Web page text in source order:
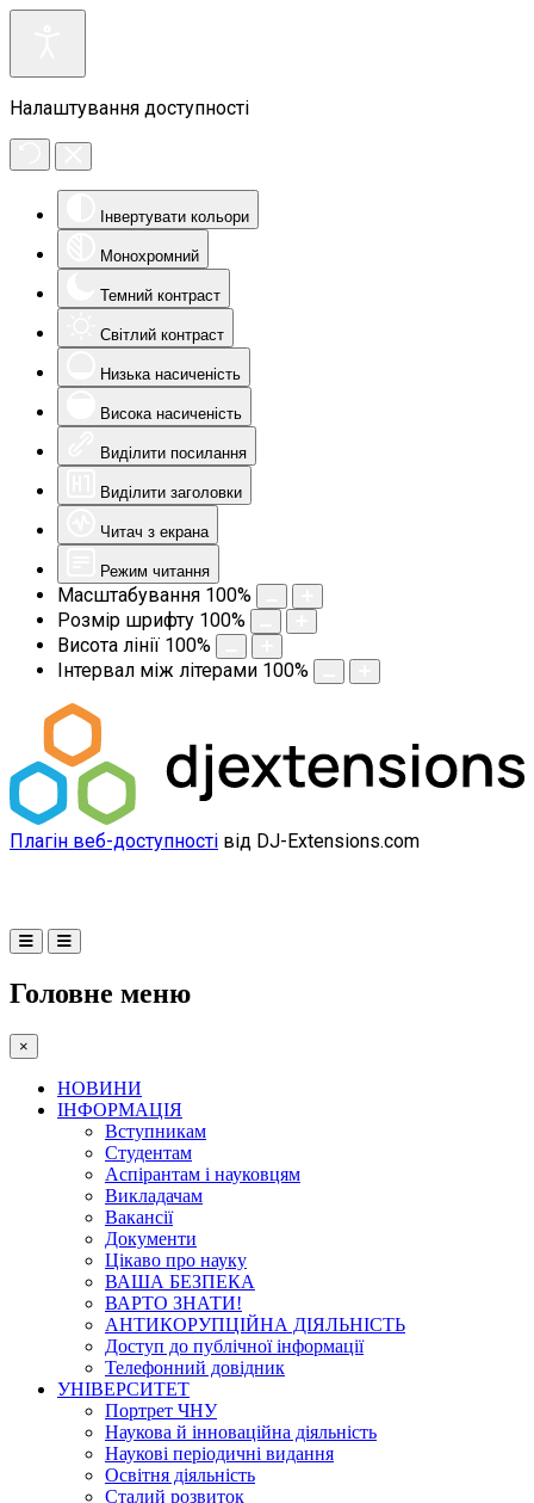
Налаштування доступності
Інвертувати кольори
Монохромний
Темний контраст
Світлий контраст
Низька насиченість
Висока насиченість
Виділити посилання
Виділити заголовки
Читач з екрана
Режим читання
Масштабування 100%
Розмір шрифту 100%
Висота лінії 100%
Інтервал між літерами 100%
Плагін веб-доступності від DJ-Extensions.com
Головне меню
×
НОВИНИ
ІНФОРМАЦІЯ
Вступникам
Студентам
Аспірантам і науковцям
Викладачам
Вакансії
Документи
Цікаво про науку
ВАША БЕЗПЕКА
ВАРТО ЗНАТИ!
АНТИКОРУПЦІЙНА ДІЯЛЬНІСТЬ
Доступ до публічної інформації
Телефонний довідник
УНІВЕРСИТЕТ
Портрет ЧНУ
Наукова й інноваційна діяльність
Наукові періодичні видання
Освітня діяльність
Сталий розвиток